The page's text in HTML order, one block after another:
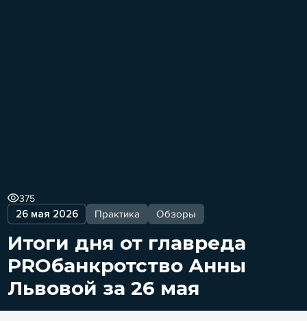
26 мая 2026 Практика Обзоры
375
Итоги дня от главреда
PROбанкротство Анны
Львовой за 26 мая